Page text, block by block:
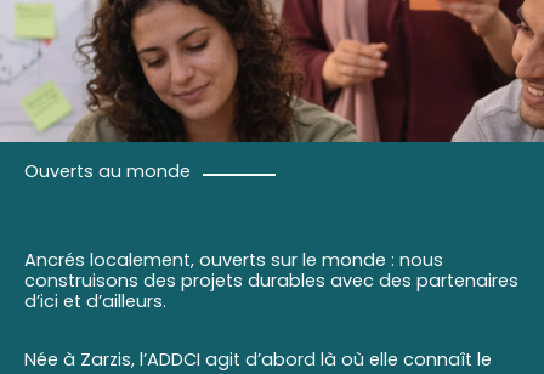
Ouverts au monde
Ancrés localement, ouverts sur le monde : nous
construisons des projets durables avec des partenaires
d’ici et d’ailleurs.
Née à Zarzis, l’ADDCI agit d’abord là où elle connaît le